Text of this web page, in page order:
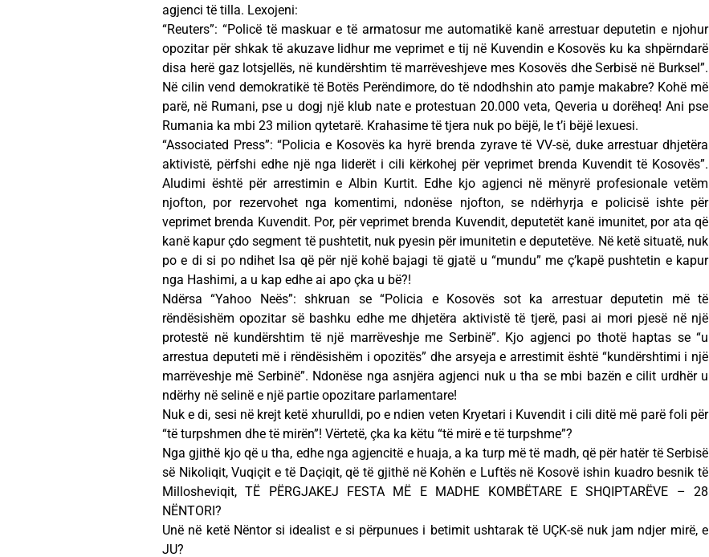
agjenci të tilla. Lexojeni:
“Reuters”: “Policë të maskuar e të armatosur me automatikë kanë arrestuar deputetin e njohur
opozitar për shkak të akuzave lidhur me veprimet e tij në Kuvendin e Kosovës ku ka shpërndarë
disa herë gaz lotsjellës, në kundërshtim të marrëveshjeve mes Kosovës dhe Serbisë në Burksel”.
Në cilin vend demokratikë të Botës Perëndimore, do të ndodhshin ato pamje makabre? Kohë më
parë, në Rumani, pse u dogj një klub nate e protestuan 20.000 veta, Qeveria u dorëheq! Ani pse
Rumania ka mbi 23 milion qytetarë. Krahasime të tjera nuk po bëjë, le t’i bëjë lexuesi.
“Associated Press”: “Policia e Kosovës ka hyrë brenda zyrave të VV-së, duke arrestuar dhjetëra
aktivistë, përfshi edhe një nga liderët i cili kërkohej për veprimet brenda Kuvendit të Kosovës”.
Aludimi është për arrestimin e Albin Kurtit. Edhe kjo agjenci në mënyrë profesionale vetëm
njofton, por rezervohet nga komentimi, ndonëse njofton, se ndërhyrja e policisë ishte për
veprimet brenda Kuvendit. Por, për veprimet brenda Kuvendit, deputetët kanë imunitet, por ata që
kanë kapur çdo segment të pushtetit, nuk pyesin për imunitetin e deputetëve. Në ketë situatë, nuk
po e di si po ndihet Isa që për një kohë bajagi të gjatë u “mundu” me ç’kapë pushtetin e kapur
nga Hashimi, a u kap edhe ai apo çka u bë?!
Ndërsa “Yahoo Neës”: shkruan se “Policia e Kosovës sot ka arrestuar deputetin më të
rëndësishëm opozitar së bashku edhe me dhjetëra aktivistë të tjerë, pasi ai mori pjesë në një
protestë në kundërshtim të një marrëveshje me Serbinë”. Kjo agjenci po thotë haptas se “u
arrestua deputeti më i rëndësishëm i opozitës” dhe arsyeja e arrestimit është “kundërshtimi i një
marrëveshje më Serbinë”. Ndonëse nga asnjëra agjenci nuk u tha se mbi bazën e cilit urdhër u
ndërhy në selinë e një partie opozitare parlamentare!
Nuk e di, sesi në krejt ketë xhurulldi, po e ndien veten Kryetari i Kuvendit i cili ditë më parë foli për
“të turpshmen dhe të mirën”! Vërtetë, çka ka këtu “të mirë e të turpshme”?
Nga gjithë kjo që u tha, edhe nga agjencitë e huaja, a ka turp më të madh, që për hatër të Serbisë
së Nikoliqit, Vuqiçit e të Daçiqit, që të gjithë në Kohën e Luftës në Kosovë ishin kuadro besnik të
Millosheviqit, TË PËRGJAKEJ FESTA MË E MADHE KOMBËTARE E SHQIPTARËVE – 28
NËNTORI?
Unë në ketë Nëntor si idealist e si përpunues i betimit ushtarak të UÇK-së nuk jam ndjer mirë, e
JU?